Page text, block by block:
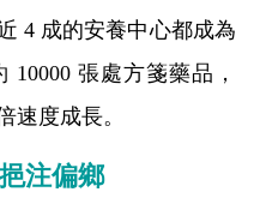
4 成的安養中心都成為
10000 張處方箋藥品，
速度成長。
注偏鄉